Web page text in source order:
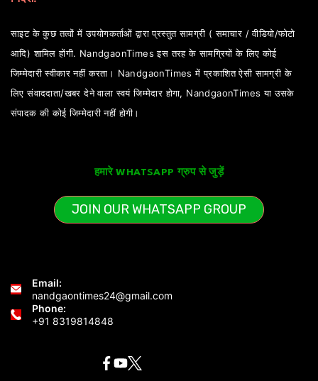
साइट के कुछ तत्वों में उपयोगकर्ताओं द्वारा प्रस्तुत सामग्री ( समाचार / वीडियो/फोटो
आदि) शामिल होंगी. NandgaonTimes इस तरह के सामग्रियों के लिए कोई
जिम्मेदारी स्वीकार नहीं करता। NandgaonTimes में प्रकाशित ऐसी सामग्री के
लिए संवाददाता/खबर देने वाला स्वयं जिम्मेदार होगा, NandgaonTimes या उसके
संपादक की कोई जिम्मेदारी नहीं होगी।
हमारे WHATSAPP ग्रुप से जुड़ें
JOIN OUR WHATSAPP GROUP
Email:
nandgaontimes24@gmail.com
Phone:
+91 8319814848